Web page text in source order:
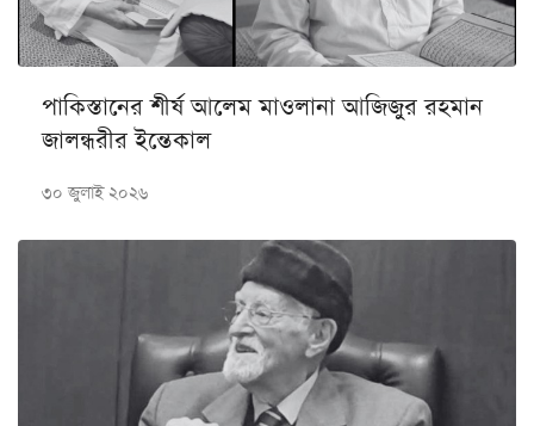
পাকিস্তানের শীর্ষ আলেম মাওলানা আজিজুর রহমান
জালন্ধরীর ইন্তেকাল
৩০ জুলাই ২০২৬